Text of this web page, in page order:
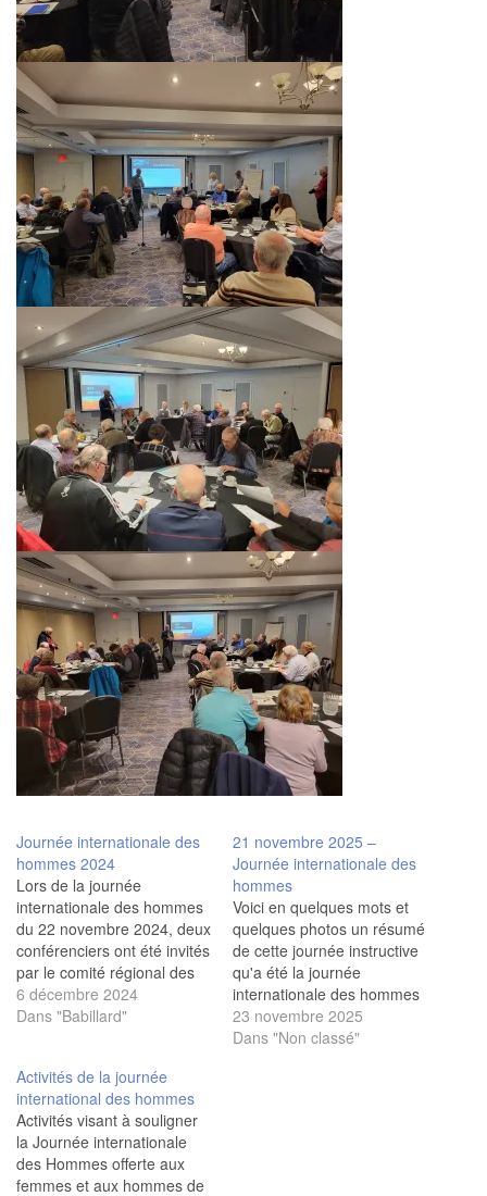
Journée internationale des
hommes 2024
Lors de la journée
internationale des hommes
du 22 novembre 2024, deux
conférenciers ont été invités
par le comité régional des
hommes. En avant-midi,
Madame Élise Doré,
la reconnaissance des
signes de vieillissement
accéléré chez une
personne. La Fondation
ÂGES forme des
sentinelles…
6 décembre 2024
Dans "Babillard"
21 novembre 2025 –
Journée internationale des
hommes
Voici en quelques mots et
quelques photos un résumé
de cette journée instructive
qu'a été la journée
internationale des hommes
du 21 novembre 2025
(Cliquer sur les photos pour
23 novembre 2025
Dans "Non classé"
Activités de la journée
international des hommes
Activités visant à souligner
la Journée internationale
des Hommes offerte aux
femmes et aux hommes de